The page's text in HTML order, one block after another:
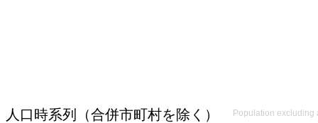
人口時系列（合併市町村を除く） Population excluding